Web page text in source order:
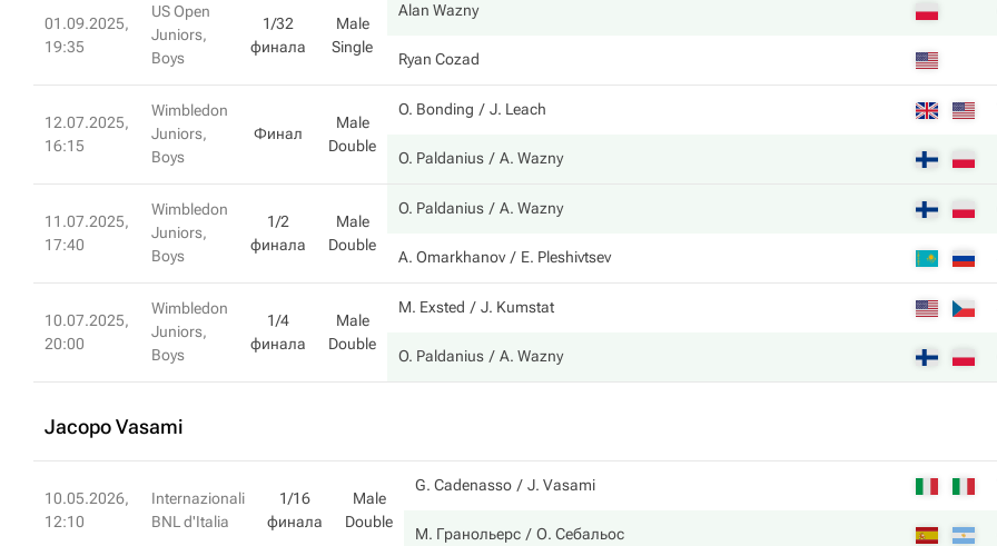
01.09.2025,
19:35
US Open
Juniors,
Boys
1/32
финала
Male
Single
Alan Wazny
Ryan Cozad
12.07.2025,
16:15
Wimbledon
Juniors,
Boys
Финал
Male
Double
O. Bonding J. Leach
O. Paldanius A. Wazny
11.07.2025,
17:40
Wimbledon
Juniors,
Boys
1/2
финала
Male
Double
O. Paldanius A. Wazny
A. Omarkhanov E. Pleshivtsev
10.07.2025,
20:00
Wimbledon
Juniors,
Boys
1/4
финала
Male
Double
M. Exsted J. Kumstat
O. Paldanius A. Wazny
Jacopo Vasami
10.05.2026,
12:10
Internazionali
BNL d'Italia
1/16
финала
Male
Double
G. Cadenasso J. Vasami
М. Гранольерс О. Себальос